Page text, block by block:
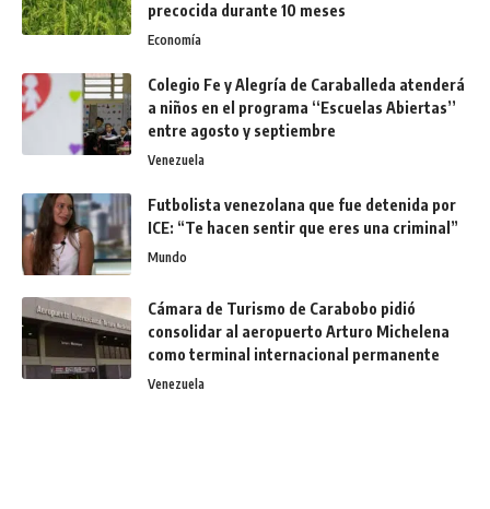
precocida durante 10 meses
Economía
Colegio Fe y Alegría de Caraballeda atenderá
a niños en el programa ‘‘Escuelas Abiertas’’
entre agosto y septiembre
Venezuela
Futbolista venezolana que fue detenida por
ICE: “Te hacen sentir que eres una criminal”
Mundo
Cámara de Turismo de Carabobo pidió
consolidar al aeropuerto Arturo Michelena
como terminal internacional permanente
Venezuela